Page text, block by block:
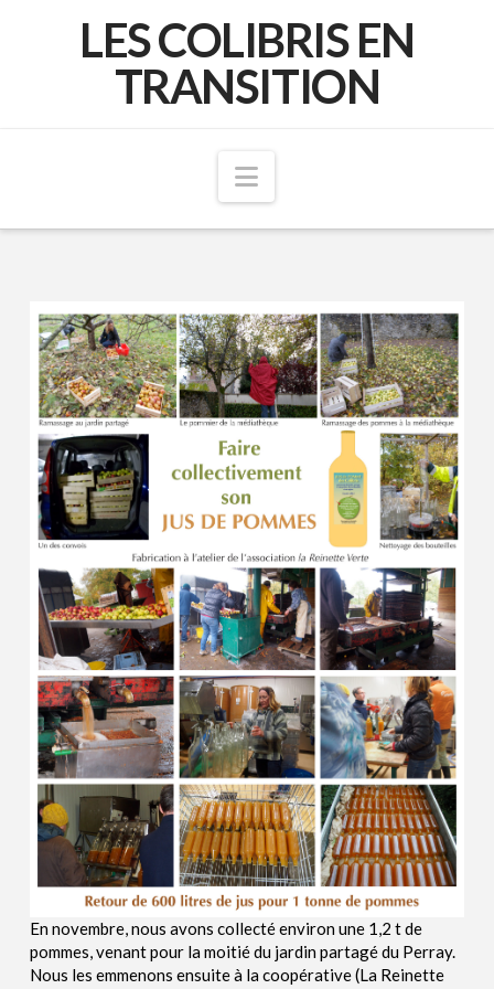
LES COLIBRIS EN
TRANSITION
Navigation
En novembre, nous avons collecté environ une 1,2 t de
pommes, venant pour la moitié du jardin partagé du Perray.
Nous les emmenons ensuite à la coopérative (La Reinette